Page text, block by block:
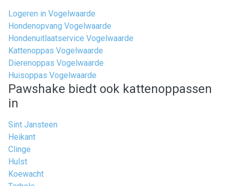
Logeren in Vogelwaarde
Hondenopvang Vogelwaarde
Hondenuitlaatservice Vogelwaarde
Kattenoppas Vogelwaarde
Dierenoppas Vogelwaarde
Huisoppas Vogelwaarde
Pawshake biedt ook kattenoppassen
in
Sint Jansteen
Heikant
Clinge
Hulst
Koewacht